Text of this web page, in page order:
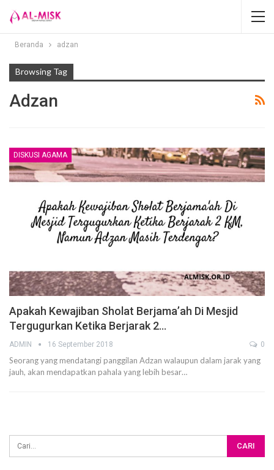
Beranda adzan
Browsing Tag
Adzan
DISKUSI AGAMA
Apakah Kewajiban Sholat Berjama’ah Di Mesjid
Tergugurkan Ketika Berjarak 2…
ADMIN 16 September 2018 0
Seorang yang mendatangi panggilan Adzan walaupun dalam jarak yang
jauh, akan mendapatkan pahala yang lebih besar…